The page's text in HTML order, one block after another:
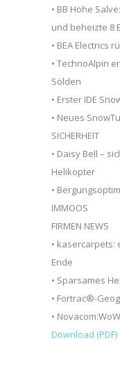
• BB Hohe
und beheizte 8
• BEA Electrics
• TechnoAlpin
Sölden
• Erster IDE
• Neues
SICHERHEIT
• Daisy Bell –
Helikopter
•
IMMOOS
FIRMEN NEWS
• kasercarpets:
Ende
• Sparsames
• Fortrac®-
•
Download (PDF)